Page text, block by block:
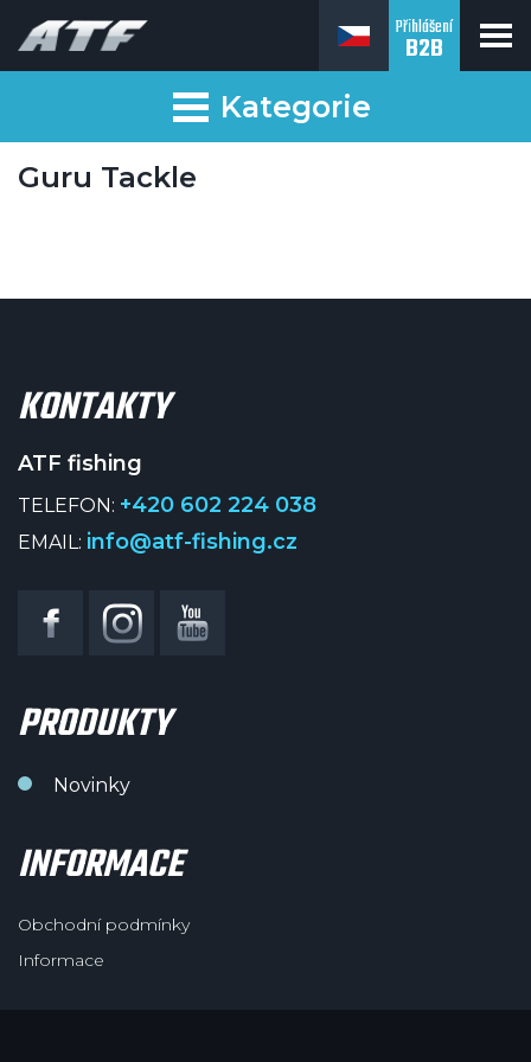
Přihlášení
B2B
Kategorie
Guru Tackle
KONTAKTY
ATF fishing
TELEFON: +420 602 224 038
EMAIL: info@atf-fishing.cz
PRODUKTY
Novinky
INFORMACE
Obchodní podmínky
Informace